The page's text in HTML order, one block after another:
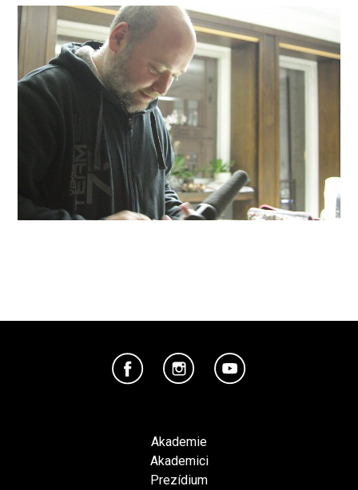
Akademie
Akademici
Prezídium